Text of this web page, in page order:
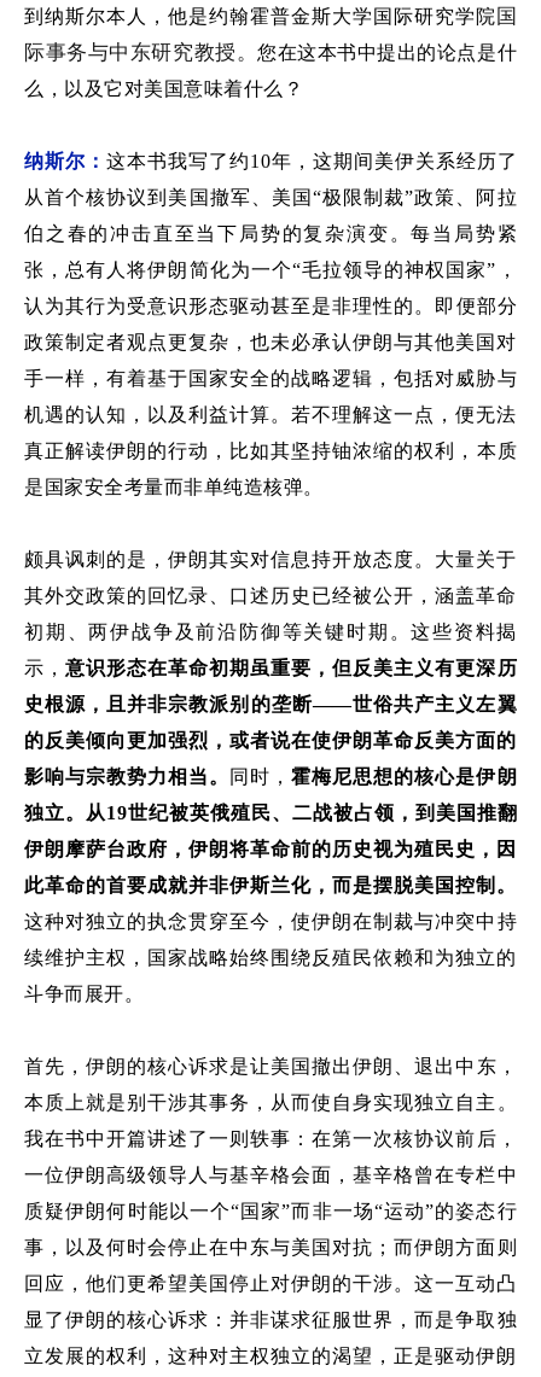
到 纳斯尔本人 ， 他是约翰霍普金斯大学国际研究学院国
际事务与中东研究教授。您在这本书中提出的论点是什
么，以及它对美国意味着什么？
纳斯尔： 这本书我写了约10年，这期间美伊关系经历了
从首个核协议到美国撤军、美国“极限制裁”政策、阿拉
伯之春的冲击直至当下局势的复杂演变。每当局势紧
张，总有人将伊朗简化为一个“毛拉领导的神权国家” ，
认为其行为受意识形态驱动甚至是非理性的 。 即便部分
政策制定者观点更复杂，也未必承认伊朗与其他美国对
手一样，有着基于国家安全的战略逻辑 ，包括对威胁与
机遇的认知，以及利益计算。若不理解这一点，便无法
真正解读伊朗的行动，比如其坚持铀浓缩的权利
，本质
是国家安全考量而非单纯造核弹。
颇具讽刺的是，伊朗其实对信息持开放态度。大量关于
其外交政策的回忆录、口述历史已经被公开，涵盖革命
初期、两伊战争及前沿防御等关键时期。这些资料揭
示，意识形态在革命初期虽重要，但反美主义有更深历
史根源，且并非宗教派别的垄断——世俗共产主义左翼
的反美倾向更加强烈，或者说在使伊朗革命反美方面的
影响与宗教势力相当。
同时，霍梅尼思想的核心是伊朗
独立。从19世纪被英俄殖民、二战被占领，到美国推翻
伊朗摩萨台政府，伊朗将革命前的历史视为殖民史，因
此革命的首要成就并非伊斯兰化，而是摆脱美国控制。
这种对独立的执念贯穿至今，使伊朗在制裁与冲突中持
续维护主权，国家战略始终围绕反殖民依赖和为独立的
斗争而展开。
首先，伊朗的核心诉求是让美国撤出伊朗 、退出中东 ，
本质上 就是别干涉其事务，从而使自身实现独立自主 。
我在书中开篇讲述了一则轶事 ：在第一次核协议前后，
一位伊朗高级领导人与基辛格会面，基辛格曾在专栏中
质疑伊朗何时能以一个“国家”而非一场“运动”的姿态行
事，以及何时会停止在中东与美国对抗；而伊朗方面则
回应，他们更希望美国停止对伊朗的干涉。这一互动凸
显了伊朗的核心诉求 ：并非谋求征服世界，而是争取独
立发展的权利，这种对主权独立的渴望，正是驱动伊朗